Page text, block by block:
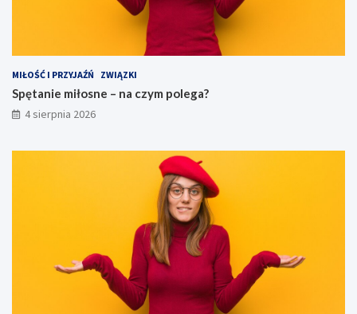
MIŁOŚĆ I PRZYJAŹŃ ZWIĄZKI
Spętanie miłosne – na czym polega?
4 sierpnia 2026